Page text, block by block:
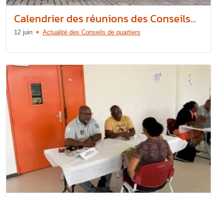
Calendrier des réunions des Conseils...
12 juin Actualité des Conseils de quartiers